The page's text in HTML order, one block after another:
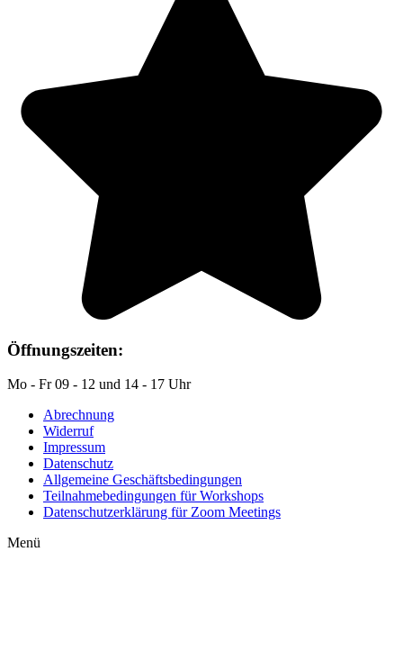
Öffnungszeiten:
Mo - Fr 09 - 12 und 14 - 17 Uhr
Abrechnung
Widerruf
Impressum
Datenschutz
Allgemeine Geschäftsbedingungen
Teilnahmebedingungen für Workshops
Datenschutzerklärung für Zoom Meetings
Menü